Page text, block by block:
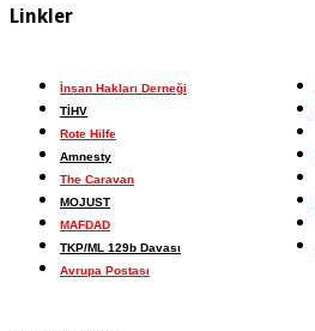
Linkler
İnsan Hakları Derneği
TİHV
Rote Hilfe
Amnesty
The Caravan
MOJUST
MAFDAD
TKP/ML 129b Davası
Avrupa Postası